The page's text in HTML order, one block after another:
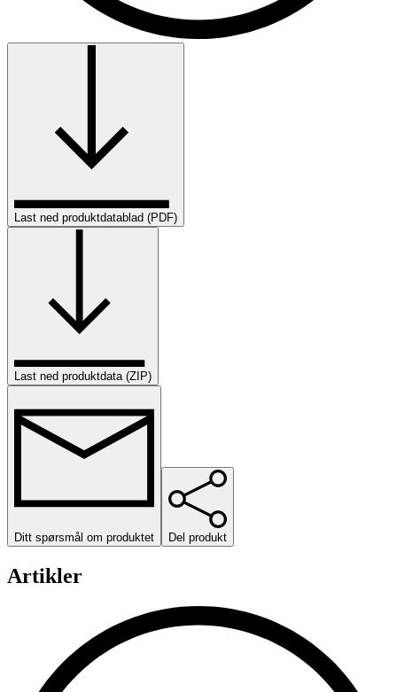
Last ned produktdatablad (PDF)
Last ned produktdata (ZIP)
Ditt spørsmål om produktet Del produkt
Artikler